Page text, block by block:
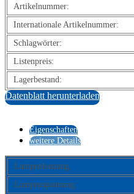
Artikelnummer:
Internationale Artikelnummer:
Schlagwörter:
Listenpreis:
Lagerbestand:
Datenblatt herunterladen
Eigenschaften
weitere Details
Lampenleistung:
Lampenspannung: